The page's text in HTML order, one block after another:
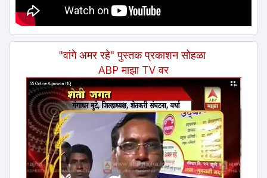
"वांगे अमर रहे" पुस्तक प्रकाशन सोहळा
ABP माझा TV वर